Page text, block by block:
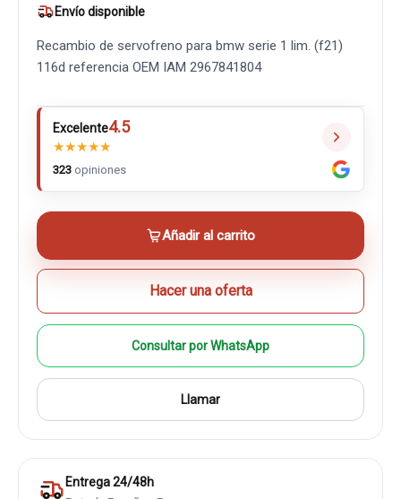
Envío disponible
Recambio de servofreno para bmw serie 1 lim. (f21)
116d referencia OEM IAM 2967841804
Excelente4.5
★★★★★
323 opiniones
Añadir al carrito
Hacer una oferta
Consultar por WhatsApp
Llamar
Entrega 24/48h